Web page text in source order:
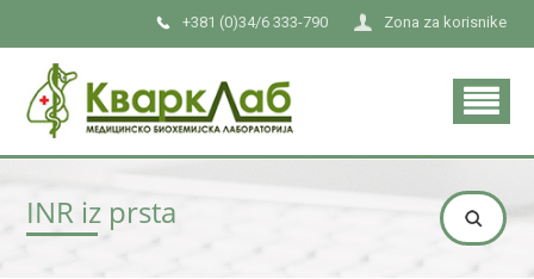
Zona za korisnike
+381 (0)34/6 333-790
INR iz prsta